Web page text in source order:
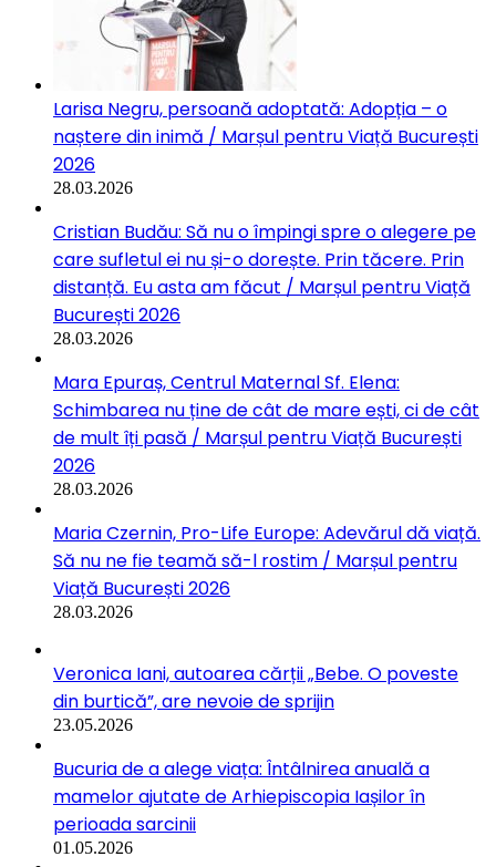
Larisa Negru, persoană adoptată: Adopția – o
naștere din inimă / Marșul pentru Viață București
2026
28.03.2026
Cristian Budău: Să nu o împingi spre o alegere pe
care sufletul ei nu și-o dorește. Prin tăcere. Prin
distanță. Eu asta am făcut / Marșul pentru Viață
București 2026
28.03.2026
Mara Epuraș, Centrul Maternal Sf. Elena:
Schimbarea nu ține de cât de mare ești, ci de cât
de mult îți pasă / Marșul pentru Viață București
2026
28.03.2026
Maria Czernin, Pro-Life Europe: Adevărul dă viață.
Să nu ne fie teamă să-l rostim / Marșul pentru
Viață București 2026
28.03.2026
Veronica Iani, autoarea cărții „Bebe. O poveste
din burtică”, are nevoie de sprijin
23.05.2026
Bucuria de a alege viața: Întâlnirea anuală a
mamelor ajutate de Arhiepiscopia Iașilor în
perioada sarcinii
01.05.2026